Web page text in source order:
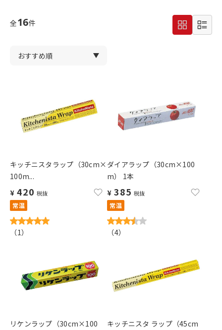
全16件
キッチニスタラップ（30cm×
100m...
¥ 420 税抜
常温
（1）
ダイアラップ（30cm×100
m） 1本
¥ 385 税抜
常温
（4）
リケンラップ（30cm×100
キッチニスタ ラップ（45cm